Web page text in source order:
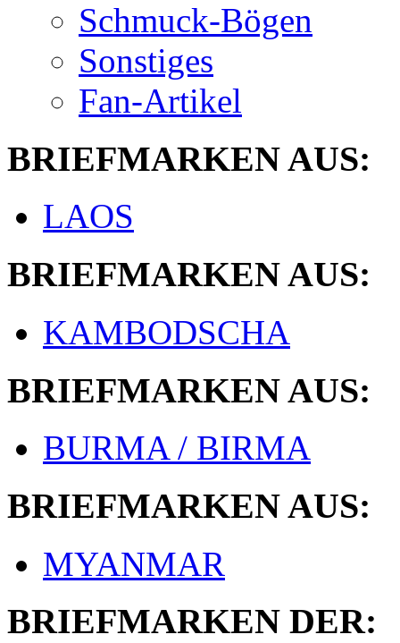
Schmuck-Bögen
Sonstiges
Fan-Artikel
BRIEFMARKEN AUS:
LAOS
BRIEFMARKEN AUS:
KAMBODSCHA
BRIEFMARKEN AUS:
BURMA / BIRMA
BRIEFMARKEN AUS:
MYANMAR
BRIEFMARKEN DER: